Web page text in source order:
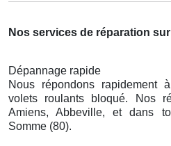
Nos services de réparation
Dépannage rapide
Nous répondons rapidement
volets roulants bloqué. Nos
Amiens, Abbeville, et dans
Somme (80).